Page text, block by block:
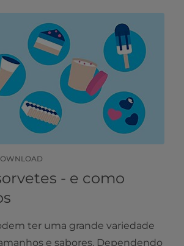
- e como
ter uma grande variedade
e sabores. Dependendo